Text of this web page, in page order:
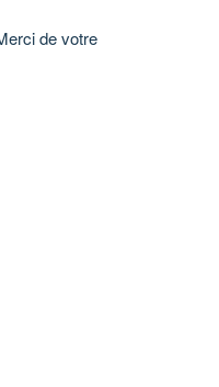
de votre